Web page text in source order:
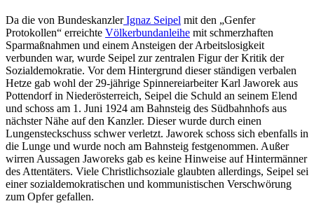
Da die von Bundeskanzler Ignaz Seipel mit den „Genfer
Protokollen“ erreichte Völkerbundanleihe mit schmerzhaften
Sparmaßnahmen und einem Ansteigen der Arbeitslosigkeit
verbunden war, wurde Seipel zur zentralen Figur der Kritik der
Sozialdemokratie. Vor dem Hintergrund dieser ständigen verbalen
Hetze gab wohl der 29-jährige Spinnereiarbeiter Karl Jaworek aus
Pottendorf in Niederösterreich, Seipel die Schuld an seinem Elend
und schoss am 1. Juni 1924 am Bahnsteig des Südbahnhofs aus
nächster Nähe auf den Kanzler. Dieser wurde durch einen
Lungensteckschuss schwer verletzt. Jaworek schoss sich ebenfalls in
die Lunge und wurde noch am Bahnsteig festgenommen. Außer
wirren Aussagen Jaworeks gab es keine Hinweise auf Hintermänner
des Attentäters. Viele Christlichsoziale glaubten allerdings, Seipel sei
einer sozialdemokratischen und kommunistischen Verschwörung
zum Opfer gefallen.